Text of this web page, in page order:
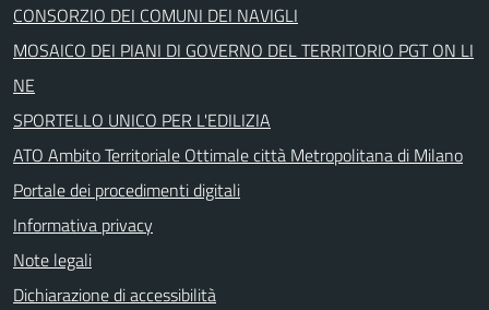
CONSORZIO DEI COMUNI DEI NAVIGLI
MOSAICO DEI PIANI DI GOVERNO DEL TERRITORIO PGT ON LI
NE
SPORTELLO UNICO PER L'EDILIZIA
ATO Ambito Territoriale Ottimale città Metropolitana di Milano
Portale dei procedimenti digitali
Informativa privacy
Note legali
Dichiarazione di accessibilità